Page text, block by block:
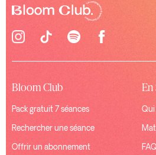
Bloom Club
Pack gratuit 7 séances
Rechercher une séance
Offrir un abonnement
En
Qui